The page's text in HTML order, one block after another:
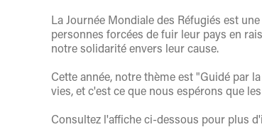
La Journée Mondiale des Réfugiés est
personnes forcées de fuir leur pays en
notre solidarité envers leur cause.
Cette année, notre thème est "Guidé par
vies, et c'est ce que nous espérons que
Consultez l'affiche ci-dessous pour plus